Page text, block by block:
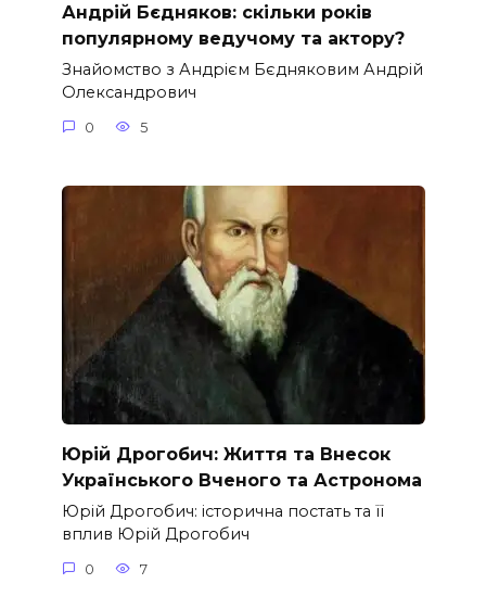
Андрій Бєдняков: скільки років
популярному ведучому та актору?
Знайомство з Андрієм Бєдняковим Андрій
Олександрович
0 5
Юрій Дрогобич: Життя та Внесок
Українського Вченого та Астронома
Юрій Дрогобич: історична постать та її
вплив Юрій Дрогобич
0 7